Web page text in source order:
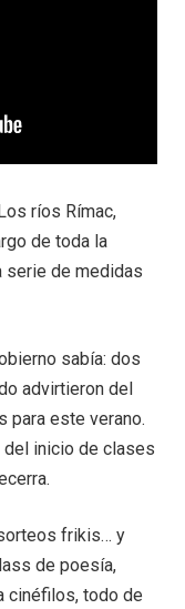
ríos Rímac,
de toda la
serie de medidas
sabía: dos
advirtieron del
para este verano.
del inicio de clases
frikis… y
de poesía,
cinéfilos, todo de